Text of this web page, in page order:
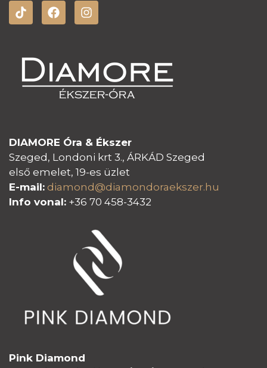
DIAMORE Óra & Ékszer
Szeged, Londoni krt 3., ÁRKÁD Szeged
első emelet, 19-es üzlet
E-mail: diamond@diamondoraekszer.hu
Info vonal: +36 70 458-3432
Pink Diamond